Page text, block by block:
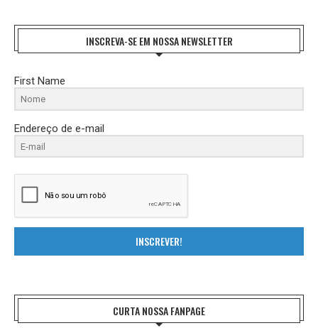
INSCREVA-SE EM NOSSA NEWSLETTER
First Name
Endereço de e-mail
INSCREVER!
CURTA NOSSA FANPAGE